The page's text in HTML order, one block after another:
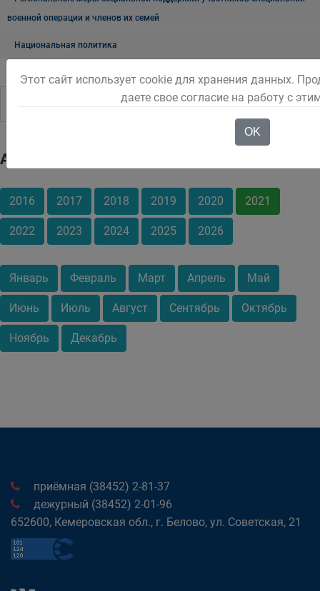
военной операции и членов их семей
Национальная политика
Архив
2016 2017 2018 2019 2020 2021
2022 2023 2024 2025 2026
Январь Февраль Март Апрель Май
Июнь Июль Август Сентябрь Октябрь
Ноябрь Декабрь
приёмная (38452) 2-81-37
дежурный (38452) 2-01-96
652600, Кемеровская обл., г. Белово, ул. Советская, 21
Этот сайт использует cookie для хранения данных.
даете свое согласие на работу с
OK